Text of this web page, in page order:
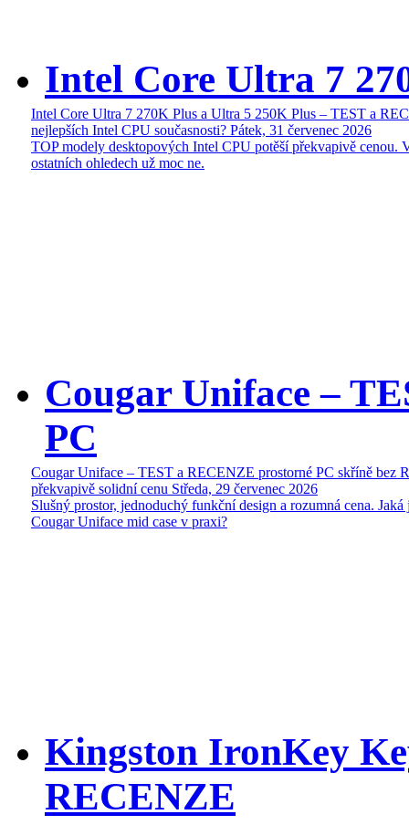
Intel Core Ultra 7
Intel Core Ultra 7 270K Plus a Ultra 5 250K Plus – TEST a
nejlepších Intel CPU současnosti? Pátek, 31 červenec 2026
TOP modely desktopových Intel CPU potěší překvapivě cenou.
ostatních ohledech už moc ne.
Cougar Uniface –
PC
Cougar Uniface – TEST a RECENZE prostorné PC skříně bez
překvapivě solidní cenu Středa, 29 červenec 2026
Slušný prostor, jednoduchý funkční design a rozumná cena. Jaká
Cougar Uniface mid case v praxi?
Kingston IronKey
RECENZE